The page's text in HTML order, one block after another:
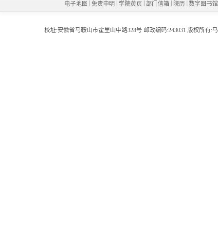
电子地图 免责申明 学院黄页 部门信箱 院历 数字图书
校址:安徽省马鞍山市霍里山中路328号 邮政编码:243031 版权所有: